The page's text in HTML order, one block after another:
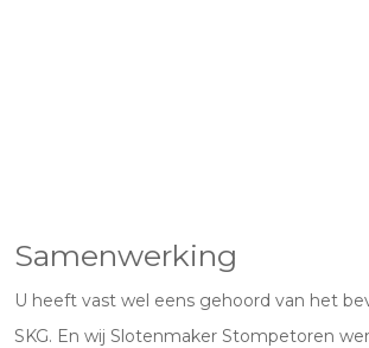
Samenwerking
U heeft vast wel eens gehoord van het
SKG. En wij Slotenmaker Stompetoren